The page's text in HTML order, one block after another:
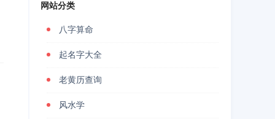
网站分类
八字算命
起名字大全
老黄历查询
风水学